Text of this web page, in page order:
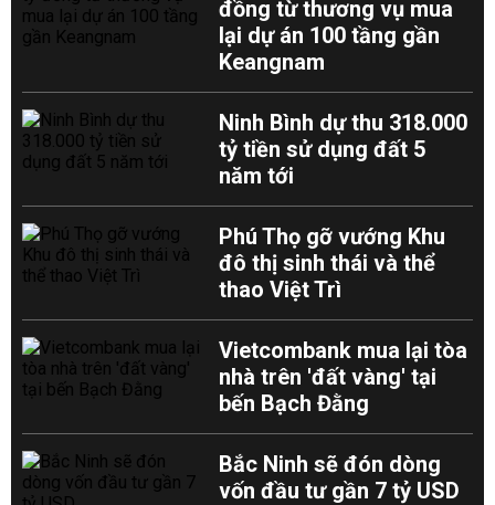
đồng từ thương vụ mua
lại dự án 100 tầng gần
Keangnam
Ninh Bình dự thu 318.000
tỷ tiền sử dụng đất 5
năm tới
Phú Thọ gỡ vướng Khu
đô thị sinh thái và thể
thao Việt Trì
Vietcombank mua lại tòa
nhà trên 'đất vàng' tại
bến Bạch Đằng
Bắc Ninh sẽ đón dòng
vốn đầu tư gần 7 tỷ USD